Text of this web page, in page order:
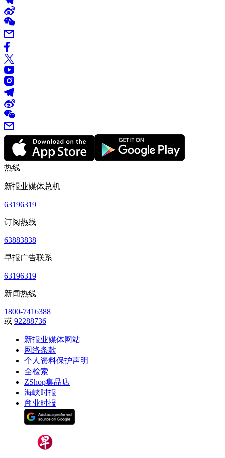
热线
新报业媒体总机
63196319
订阅热线
63883838
早报广告联系
63196319
新闻热线
1800-7416388
或 92288736
新报业媒体网站
网络条款
个人资料保护声明
全检索
ZShop集品店
海峡时报
商业时报